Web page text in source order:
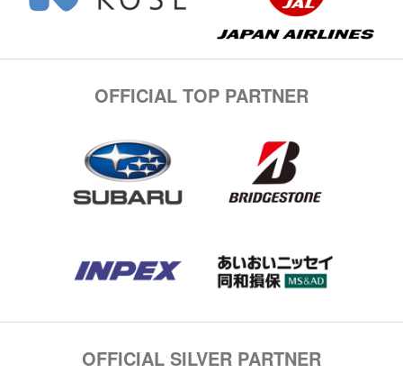
OFFICIAL TOP PARTNER
OFFICIAL SILVER PARTNER